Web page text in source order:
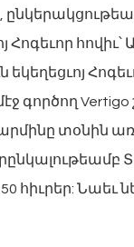
հովիւ՝
գործող
տօնին
հիւրեր: Նաեւ